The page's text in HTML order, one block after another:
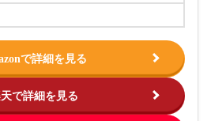
で詳細を見る
で詳細を見る